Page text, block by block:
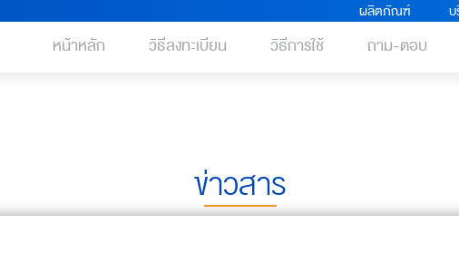
ผลิตภัณฑ์
หน้าหลัก วิธีลงทะเบียน วิธีการใช้ ถาม-ตอบ
ข่าวสาร